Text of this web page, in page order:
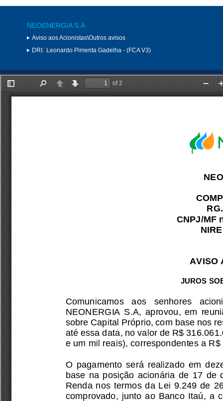
NEOENERGIA S.A.
Aviso aos Acionistas\Outros avisos
DRI: Leonardo Pimenta Gadelha - (FCA V3)